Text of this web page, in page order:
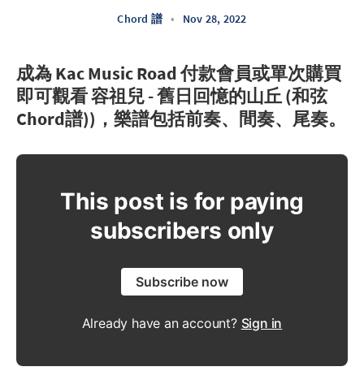
Chord 譜 • Nov 28, 2022
成為 Kac Music Road 付款會員或單次購買
即可觀看 容祖兒 - 舊日回憶的山丘 (和弦
Chord譜))，樂譜包括前奏、間奏、尾奏。
This post is for paying
subscribers only
Subscribe now
Already have an account? Sign in